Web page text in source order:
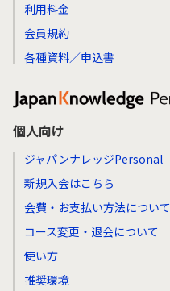
利用料金
会員規約
各種資料／申込書
個人向け
ジャパンナレッジPersonal
新規入会はこちら
会費・お支払い方法について
コース変更・退会について
使い方
推奨環境